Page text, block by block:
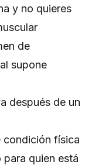
y no quieres
de
supone
después de un
condición física
quien está